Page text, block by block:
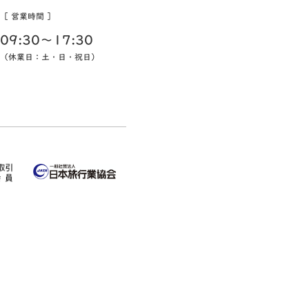
［ 営業時間 ］
09:30〜17:30
（休業日：土・日・祝日）